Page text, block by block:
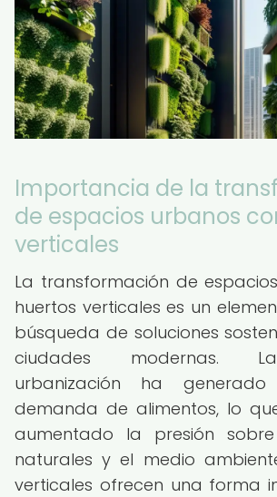
Importancia de la
de espacios urbanos
verticales
La transformación de
huertos verticales es un
búsqueda de soluciones
ciudades modernas.
urbanización ha
demanda de alimentos, lo
aumentado la presión
naturales y el medio
verticales ofrecen una forma